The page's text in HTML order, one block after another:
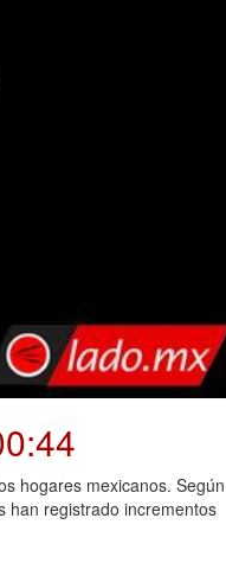
hogares mexicanos. Según
han registrado incrementos